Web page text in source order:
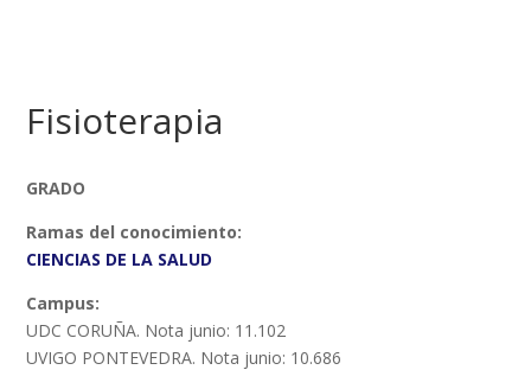
Fisioterapia
GRADO
Ramas del conocimiento:
CIENCIAS DE LA SALUD
Campus:
UDC CORUÑA. Nota junio: 11.102
UVIGO PONTEVEDRA. Nota junio: 10.686